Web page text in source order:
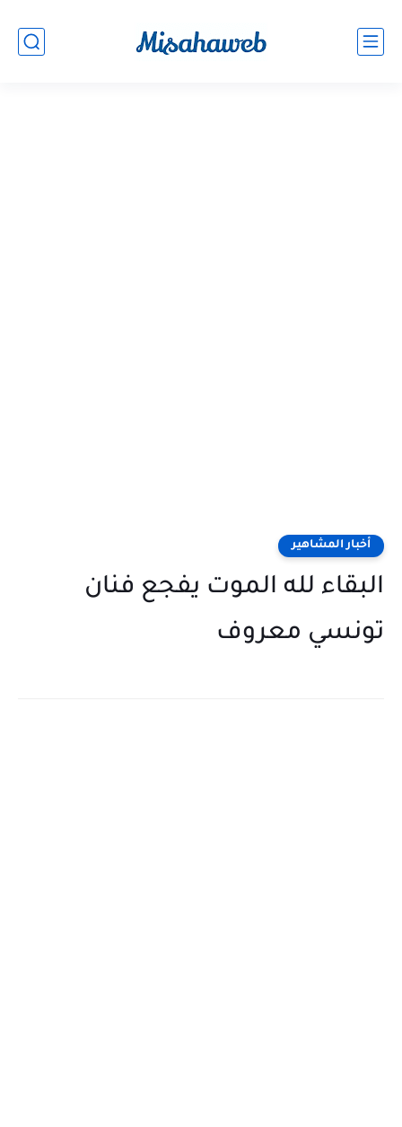
أخبار المشاهير
البقاء لله الموت يفجع فنان
تونسي معروف